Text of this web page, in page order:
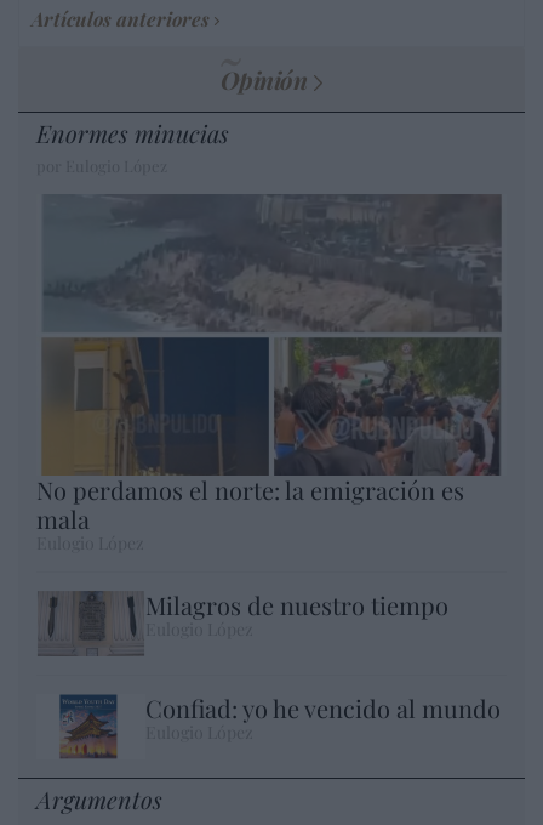
Artículos anteriores
Opinión
Enormes minucias
No perdamos el norte: la emigración es
mala
Milagros de nuestro tiempo
Confiad: yo he vencido al mundo
Argumentos